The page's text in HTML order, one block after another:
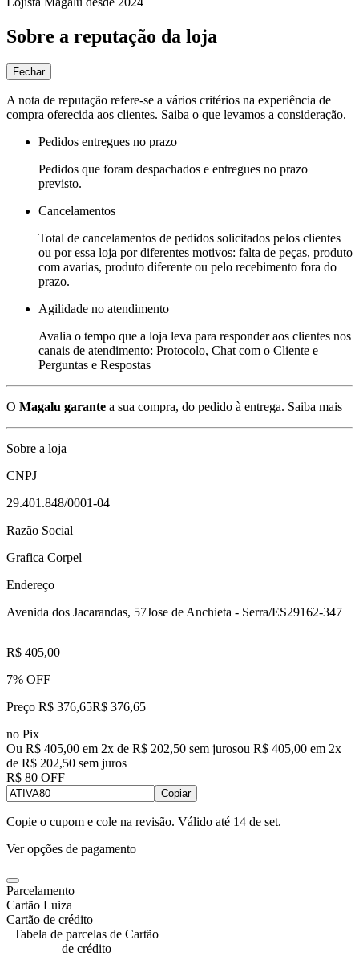
Sobre a reputação da loja
Fechar
A nota de reputação refere-se a vários critérios na experiência de
compra oferecida aos clientes. Saiba o que levamos a consideração.
Pedidos entregues no prazo
Pedidos que foram despachados e entregues no prazo
previsto.
Cancelamentos
Total de cancelamentos de pedidos solicitados pelos clientes
ou por essa loja por diferentes motivos: falta de peças, produto
com avarias, produto diferente ou pelo recebimento fora do
prazo.
Agilidade no atendimento
Avalia o tempo que a loja leva para responder aos clientes nos
canais de atendimento: Protocolo, Chat com o Cliente e
Perguntas e Respostas
O Magalu garante a sua compra, do pedido à entrega. Saiba mais
Sobre a loja
CNPJ
29.401.848/0001-04
Razão Social
Grafica Corpel
Endereço
Avenida dos Jacarandas, 57Jose de Anchieta - Serra/ES29162-347
R$ 405,00
7% OFF
Preço R$ 376,65R$ 376,65
no Pix
Ou R$ 405,00 em 2x de R$ 202,50 sem jurosou R$ 405,00 em 2x
de R$ 202,50 sem juros
R$ 80 OFF
Copiar
Copie o cupom e cole na revisão. Válido até 14 de set.
Ver opções de pagamento
Parcelamento
Cartão Luiza
Cartão de crédito
Tabela de parcelas de Cartão
de crédito